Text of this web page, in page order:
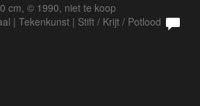
cm, © 1990, niet te koop
| Tekenkunst | Stift / Krijt / Potlood